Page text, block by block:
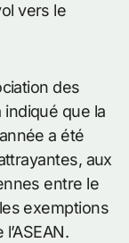
vers le
des
que la
a été
aux
entre le
exemptions